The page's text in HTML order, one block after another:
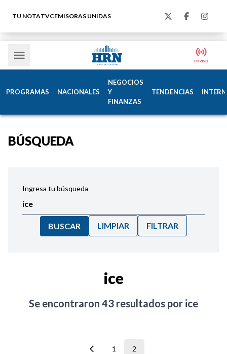
TU NOTATVCEMISORAS UNIDAS
PROGRAMAS NACIONALES
NEGOCIOS
Y
FINANZAS
TENDENCIAS
BÚSQUEDA
Ingresa tu búsqueda
BUSCAR LIMPIAR FILTRAR
ice
Se encontraron 43 resultados por ice
1 2